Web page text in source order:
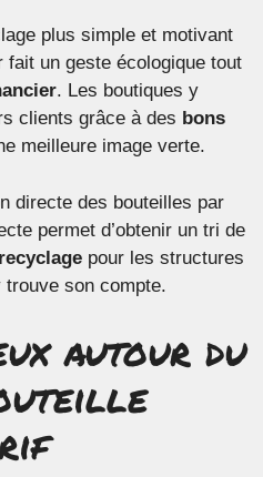
plus simple et motivant
fait un geste écologique tout
. Les boutiques y
clients grâce à des bons
meilleure image verte.
directe des bouteilles par
permet d’obtenir un tri de
pour les structures
trouve son compte.
autour du